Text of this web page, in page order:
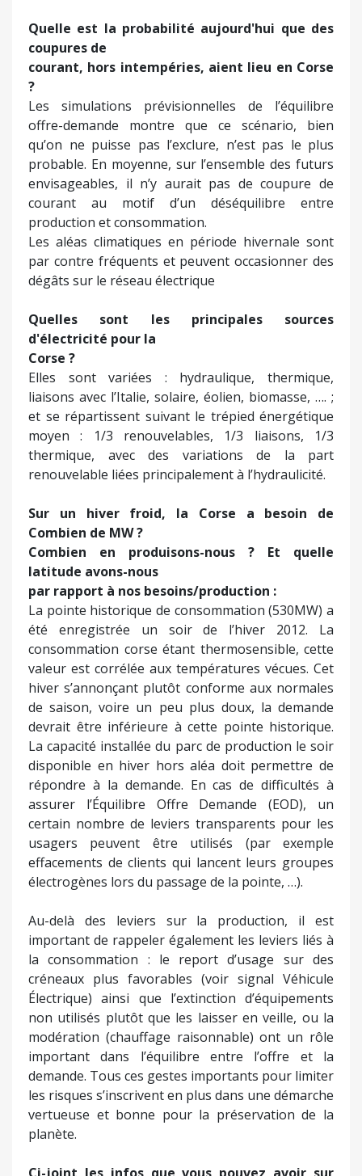
Quelle est la probabilité aujourd'hui que des
coupures de
courant, hors intempéries, aient lieu en Corse
?
Les simulations prévisionnelles de l’équilibre
offre-demande montre que ce scénario, bien
qu’on ne puisse pas l’exclure, n’est pas le plus
probable. En moyenne, sur l’ensemble des futurs
envisageables, il n’y aurait pas de coupure de
courant au motif d’un déséquilibre entre
production et consommation.
Les aléas climatiques en période hivernale sont
par contre fréquents et peuvent occasionner des
dégâts sur le réseau électrique
Quelles sont les principales sources
d'électricité pour la
Corse ?
Elles sont variées : hydraulique, thermique,
liaisons avec l’Italie, solaire, éolien, biomasse, …. ;
et se répartissent suivant le trépied énergétique
moyen : 1/3 renouvelables, 1/3 liaisons, 1/3
thermique, avec des variations de la part
renouvelable liées principalement à l’hydraulicité.
Sur un hiver froid, la Corse a besoin de
Combien de MW ?
Combien en produisons-nous ? Et quelle
latitude avons-nous
par rapport à nos besoins/production :
La pointe historique de consommation (530MW) a
été enregistrée un soir de l’hiver 2012. La
consommation corse étant thermosensible, cette
valeur est corrélée aux températures vécues. Cet
hiver s’annonçant plutôt conforme aux normales
de saison, voire un peu plus doux, la demande
devrait être inférieure à cette pointe historique.
La capacité installée du parc de production le soir
disponible en hiver hors aléa doit permettre de
répondre à la demande. En cas de difficultés à
assurer l’Équilibre Offre Demande (EOD), un
certain nombre de leviers transparents pour les
usagers peuvent être utilisés (par exemple
effacements de clients qui lancent leurs groupes
électrogènes lors du passage de la pointe, …).
Au-delà des leviers sur la production, il est
important de rappeler également les leviers liés à
la consommation : le report d’usage sur des
créneaux plus favorables (voir signal Véhicule
Électrique) ainsi que l’extinction d’équipements
non utilisés plutôt que les laisser en veille, ou la
modération (chauffage raisonnable) ont un rôle
important dans l’équilibre entre l’offre et la
demande. Tous ces gestes importants pour limiter
les risques s’inscrivent en plus dans une démarche
vertueuse et bonne pour la préservation de la
planète.